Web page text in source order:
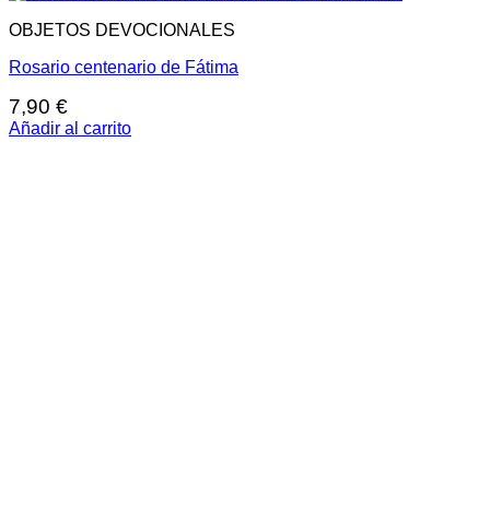
OBJETOS DEVOCIONALES
Rosario centenario de Fátima
7,90 €
Añadir al carrito